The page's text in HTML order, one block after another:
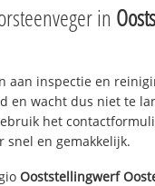
in
aan inspectie en
en wacht dus niet te
het
snel en gemakkelijk.
Ooststellingwerf